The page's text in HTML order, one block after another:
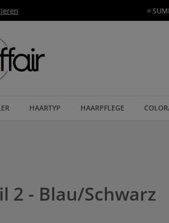
HAARTYP HAARPFLEGE
2 - Blau/Schwarz